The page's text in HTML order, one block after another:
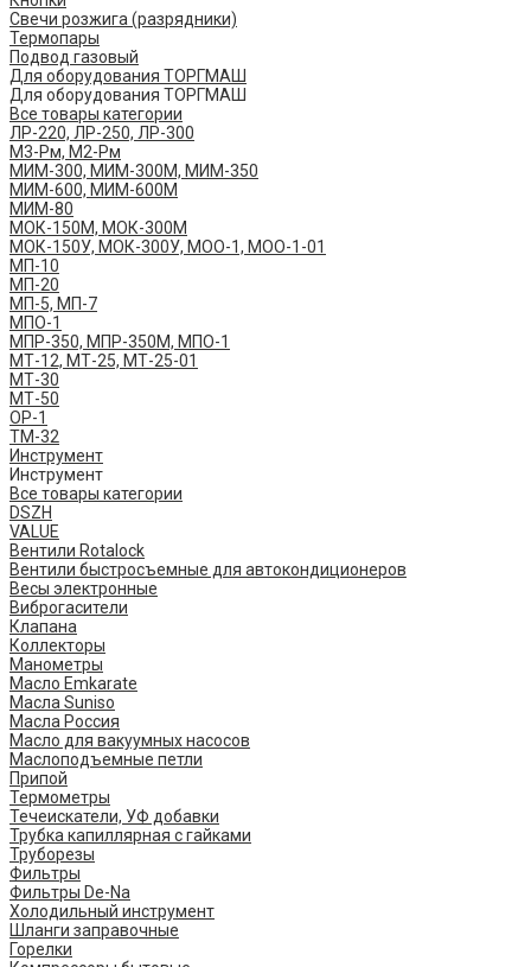
Свечи розжига (разрядники)
Термопары
Подвод газовый
Для оборудования ТОРГМАШ
Для оборудования ТОРГМАШ
Все товары категории
ЛР-220, ЛР-250, ЛР-300
М3-Рм, М2-Рм
МИМ-300, МИМ-300М, МИМ-350
МИМ-600, МИМ-600М
МИМ-80
МОК-150М, МОК-300М
МОК-150У, МОК-300У, МОО-1, МОО-1-01
МП-10
МП-20
МП-5, МП-7
МПО-1
МПР-350, МПР-350М, МПО-1
МТ-12, МТ-25, МТ-25-01
МТ-30
МТ-50
ОР-1
ТМ-32
Инструмент
Инструмент
Все товары категории
DSZH
VALUE
Вентили Rotalock
Вентили быстросъемные для автокондиционеров
Весы электронные
Виброгасители
Клапана
Коллекторы
Манометры
Масло Emkarate
Масла Suniso
Масла Россия
Масло для вакуумных насосов
Маслоподъемные петли
Припой
Термометры
Течеискатели, УФ добавки
Трубка капиллярная с гайками
Труборезы
Фильтры
Фильтры De-Na
Холодильный инструмент
Шланги заправочные
Горелки